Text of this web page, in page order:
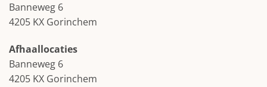
Banneweg 6
4205 KX Gorinchem
Afhaallocaties
Banneweg 6
4205 KX Gorinchem